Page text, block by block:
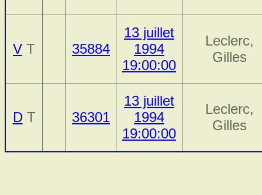
V T 35884
13 juillet
1994
19:00:00
Leclerc,
Gilles
DT 36301
13 juillet
1994
19:00:00
Leclerc,
Gilles